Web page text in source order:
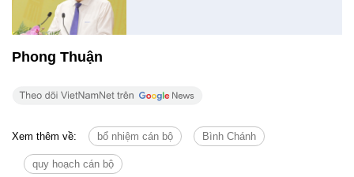
Phong Thuận
Xem thêm về: bổ nhiệm cán bộ Bình Chánh
quy hoạch cán bộ